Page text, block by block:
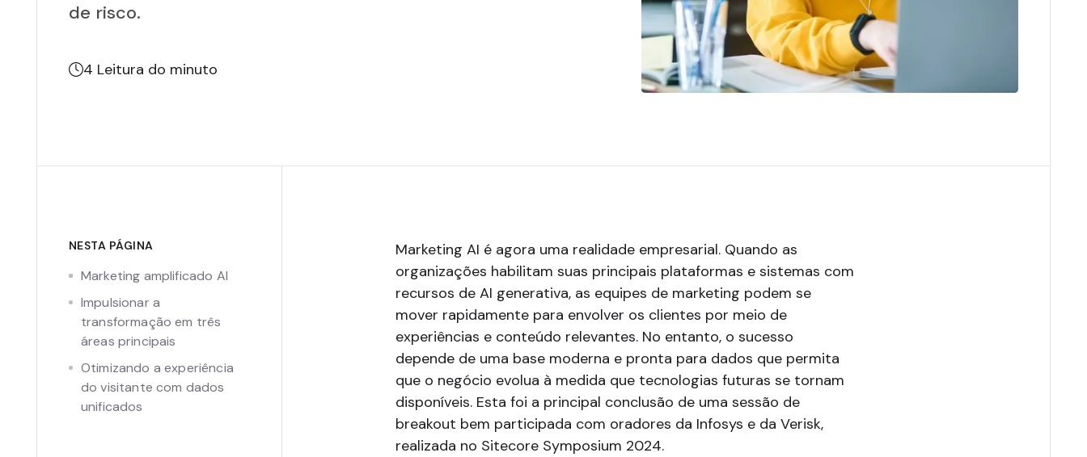
de risco.
4 Leitura do minuto
NESTA PÁGINA
Marketing amplificado AI
Impulsionar a
transformação em três
áreas principais
Otimizando a experiência
do visitante com dados
unificados
Marketing AI é agora uma realidade empresarial. Quando as
organizações habilitam suas principais plataformas e sistemas com
recursos de AI generativa, as equipes de marketing podem se
mover rapidamente para envolver os clientes por meio de
experiências e conteúdo relevantes. No entanto, o sucesso
depende de uma base moderna e pronta para dados que permita
que o negócio evolua à medida que tecnologias futuras se tornam
disponíveis. Esta foi a principal conclusão de uma sessão de
breakout bem participada com oradores da Infosys e da Verisk,
realizada no Sitecore Symposium 2024.